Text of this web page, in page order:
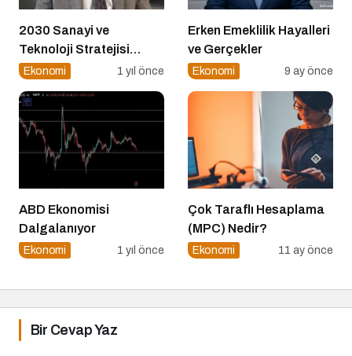
2030 Sanayi ve
Teknoloji Stratejisi
Açıklandı
Ekonomi 1 yıl önce
Erken Emeklilik Hayalleri
ve Gerçekler
Ekonomi 9 ay önce
ABD Ekonomisi
Dalgalanıyor
Ekonomi 1 yıl önce
Çok Taraflı Hesaplama
(MPC) Nedir?
Ekonomi 11 ay önce
Bir Cevap Yaz